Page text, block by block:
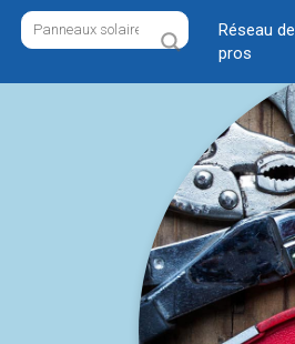
Réseau de
pros